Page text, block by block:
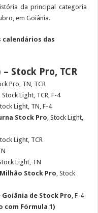
da principal categoria
em Goiânia.
calendários das
Stock Pro, TCR
Pro, TN, TCR
Light, TCR, F-4
Light, TN, F-4
Stock Pro , Stock Light,
Light, TCR
Light, TN
Stock Pro , Stock
Goiânia de Stock Pro , F-4
com Fórmula 1)